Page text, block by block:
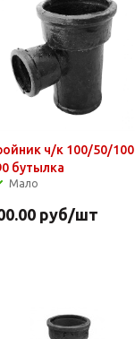
ч/к 100/50/100
бутылка
Мало
руб/шт